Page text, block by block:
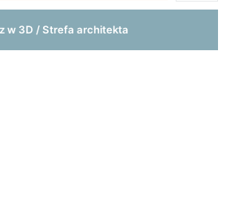
w 3D / Strefa architekta